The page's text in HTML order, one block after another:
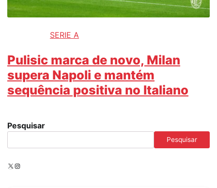
SERIE A
Pulisic marca de novo, Milan
supera Napoli e mantém
sequência positiva no Italiano
Pesquisar
Pesquisar
X Instagram